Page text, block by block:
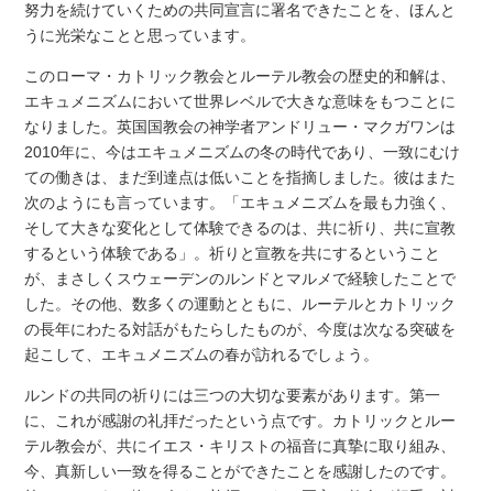
努力を続けていくための共同宣言に署名できたことを、ほんと
うに光栄なことと思っています。
このローマ・カトリック教会とルーテル教会の歴史的和解は、
エキュメニズムにおいて世界レベルで大きな意味をもつことに
なりました。英国国教会の神学者アンドリュー・マクガワンは
2010年に、今はエキュメニズムの冬の時代であり、一致にむけ
ての働きは、まだ到達点は低いことを指摘しました。彼はまた
次のようにも言っています。「エキュメニズムを最も力強く、
そして大きな変化として体験できるのは、共に祈り、共に宣教
するという体験である」。祈りと宣教を共にするということ
が、まさしくスウェーデンのルンドとマルメで経験したことで
した。その他、数多くの運動とともに、ルーテルとカトリック
の長年にわたる対話がもたらしたものが、今度は次なる突破を
起こして、エキュメニズムの春が訪れるでしょう。
ルンドの共同の祈りには三つの大切な要素があります。第一
に、これが感謝の礼拝だったという点です。カトリックとルー
テル教会が、共にイエス・キリストの福音に真摯に取り組み、
今、真新しい一致を得ることができたことを感謝したのです。